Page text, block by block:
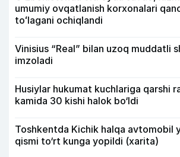
umumiy ovqatlanish korxonalari
toʻlagani ochiqlandi
Vinisius “Real” bilan uzoq muddatli
imzoladi
Husiylar hukumat kuchlariga qarshi
kamida 30 kishi halok bo‘ldi
Toshkentda Kichik halqa avtomobil
qismi to‘rt kunga yopildi (xarita)